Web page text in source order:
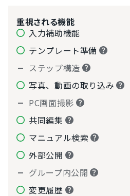
重視される機能
入力補助機能
テンプレート準備
ステップ構造
写真、動画の取り込み
PC画面撮影
共同編集
マニュアル検索
外部公開
グループ内公開
変更履歴